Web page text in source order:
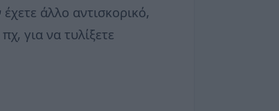
άλλο αντισκορικό,
για να τυλίξετε